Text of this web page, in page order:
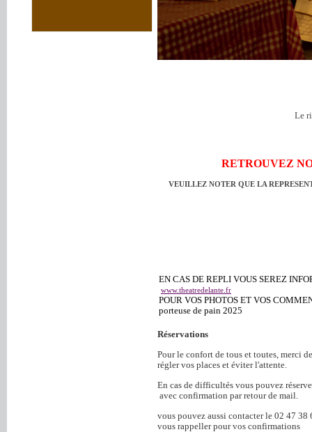
Le
RETROUVEZ
VEUILLEZ NOTER QUE LA
EN CAS DE REPLI VOUS SEREZ
www.theatredelante.fr
POUR VOS PHOTOS ET VOS
porteuse de pain 2025
Réservations
Pour le confort de tous et toutes, merci
régler vos places et éviter l'attente.
En cas de difficultés vous pouvez
avec confirmation par retour de mail.
vous pouvez aussi contacter le 02 47 38
vous rappeller pour vos confirmations